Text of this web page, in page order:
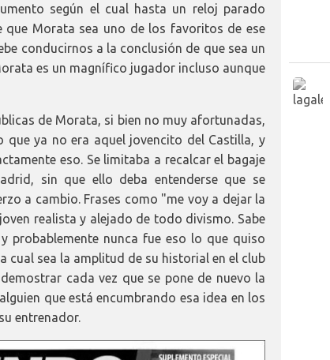
según el cual hasta un reloj parado
que Morata sea uno de los favoritos de ese
conducirnos a la conclusión de que sea un
es un magnífico jugador incluso aunque
de Morata, si bien no muy afortunadas,
que ya no era aquel jovencito del Castilla, y
eso. Se limitaba a recalcar el bagaje
sin que ello deba entenderse que se
a cambio. Frases como "me voy a dejar la
realista y alejado de todo divismo. Sabe
probablemente nunca fue eso lo que quiso
cual sea la amplitud de su historial en el club
cada vez que se pone de nuevo la
que está encumbrando esa idea en los
entrenador.